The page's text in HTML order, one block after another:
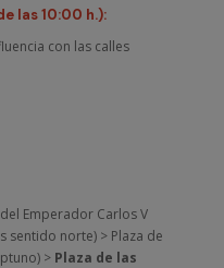
las 10:00 h.):
con las calles
Emperador Carlos V
sentido norte) > Plaza de
> Plaza de las